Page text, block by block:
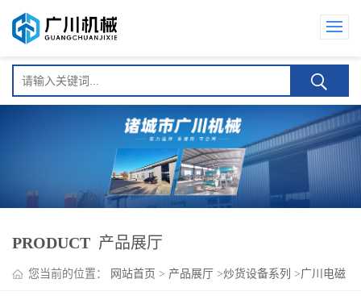
PRODUCT 产品展厅
您当前的位置： 网站首页 > 产品展厅 >炒货设备系列 >广川电磁